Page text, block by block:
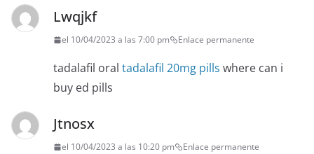
Lwqjkf
el 10/04/2023 a las 7:00 pm Enlace permanente
tadalafil oral tadalafil 20mg pills where can i
buy ed pills
Jtnosx
el 10/04/2023 a las 10:20 pm Enlace permanente